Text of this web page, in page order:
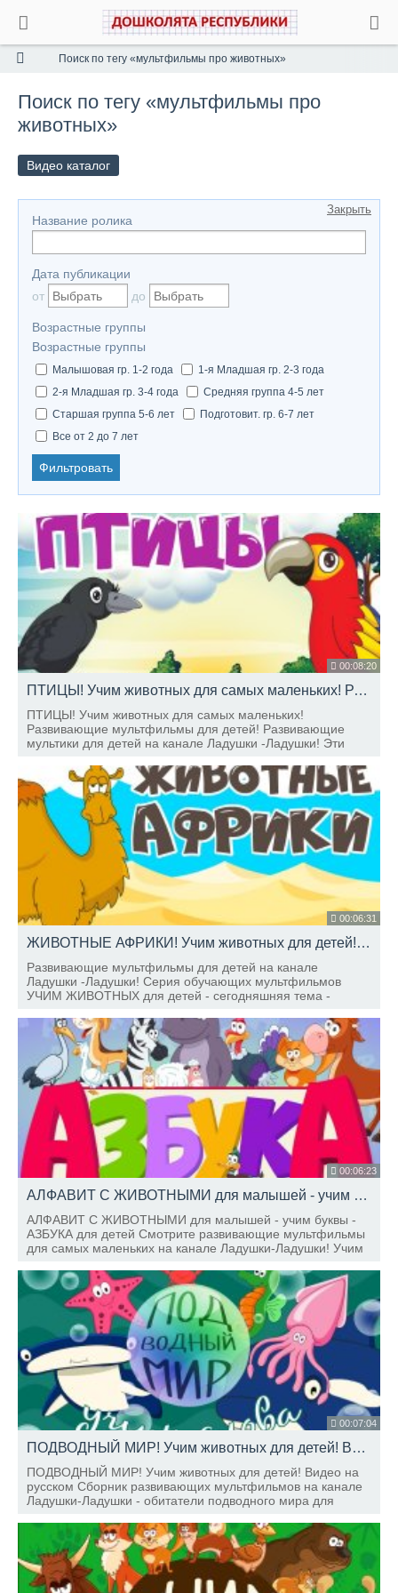
Поиск по тегу «мультфильмы про животных»
Поиск по тегу «мультфильмы про
животных»
Видео каталог
Закрыть
Название ролика
Дата публикации
от
до
Возрастные группы
Возрастные группы
Малышовая гр. 1-2 года
1-я Младшая гр. 2-3 года
2-я Младшая гр. 3-4 года
Средняя группа 4-5 лет
Старшая группа 5-6 лет
Подготовит. гр. 6-7 лет
Все от 2 до 7 лет
Фильтровать
00:08:20
ПТИЦЫ! Учим животных для самых маленьких! Развивающие мультфильмы для детей
ПТИЦЫ! Учим животных для самых маленьких!
Развивающие мультфильмы для детей! Развивающие
мультики для детей на канале Ладушки -Ладушки! Эти
малыша в большой мир окружающих предметов.
00:06:31
ЖИВОТНЫЕ АФРИКИ! Учим животных для детей! Развивающие мультфильмы для самых маленьких
Развивающие мультфильмы для детей на канале
Ладушки -Ладушки! Серия обучающих мультфильмов
УЧИМ ЖИВОТНЫХ для детей - сегодняшняя тема -
00:06:23
АЛФАВИТ С ЖИВОТНЫМИ для малышей - учим буквы - АЗБУКА для детей - развивающие мультфильмы для детей
АЛФАВИТ С ЖИВОТНЫМИ для малышей - учим буквы -
АЗБУКА для детей Смотрите развивающие мультфильмы
для самых маленьких на канале Ладушки-Ладушки! Учим
00:07:04
ПОДВОДНЫЙ МИР! Учим животных для детей! Видео на русском
ПОДВОДНЫЙ МИР! Учим животных для детей! Видео на
русском Сборник развивающих мультфильмов на канале
Ладушки-Ладушки - обитатели подводного мира для